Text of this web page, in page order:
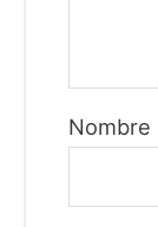
Nombre